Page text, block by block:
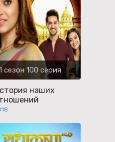
сезон 100 серия
наших